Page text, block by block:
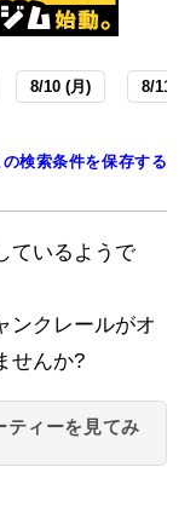
8/10 (月) 8/11 (
の検索条件を保存する
ているようで
ンクレールがオ
せんか?
ティーを見てみ